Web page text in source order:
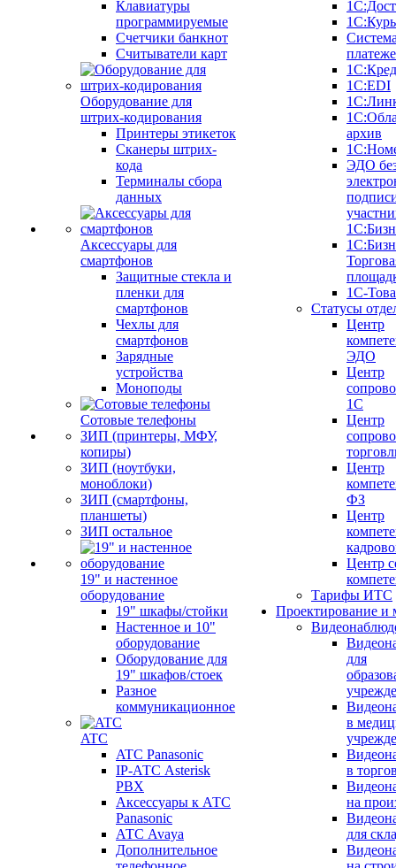
Клавиатуры
программируемые
Счетчики банкнот
Считыватели карт
Оборудование для
штрих-кодирования
Принтеры этикеток
Сканеры штрих-
кода
Терминалы сбора
данных
Аксессуары для
смартфонов
Защитные стекла и
пленки для
смартфонов
Чехлы для
смартфонов
Зарядные
устройства
Моноподы
Сотовые телефоны
ЗИП (принтеры, МФУ,
копиры)
ЗИП (ноутбуки,
моноблоки)
ЗИП (смартфоны,
планшеты)
ЗИП остальное
19" и настенное
оборудование
19" шкафы/стойки
Настенное и 10"
оборудование
Оборудование для
19" шкафов/стоек
Разное
коммуникационное
ATC
ATC Panasonic
IP-АТС Asterisk
PBX
Аксессуары к АТС
Panasonic
АТС Avaya
Дополнительное
1С:EDI
архив
ЭДО
1С-
Статусы
Центр
ЭДО
Центр
1С
Центр
Центр
ФЗ
Центр
Центр
Тарифы ИТС
Проектирование и
для
в
в
на
для